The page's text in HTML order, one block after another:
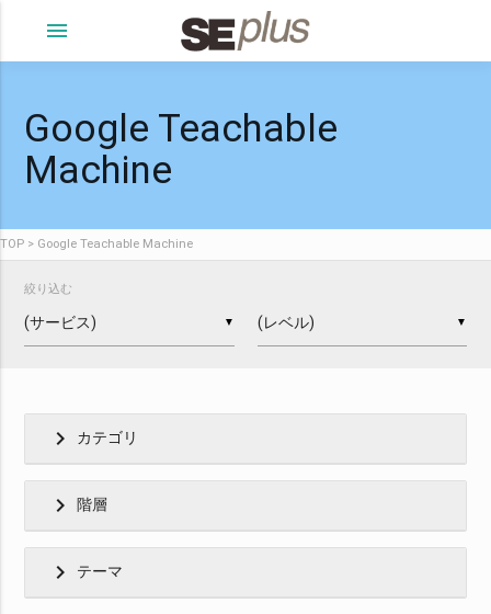
menu
Google Teachable
Machine
TOP Google Teachable Machine
絞り込む
▼ ▼
chevron_right カテゴリ
chevron_right 階層
chevron_right テーマ